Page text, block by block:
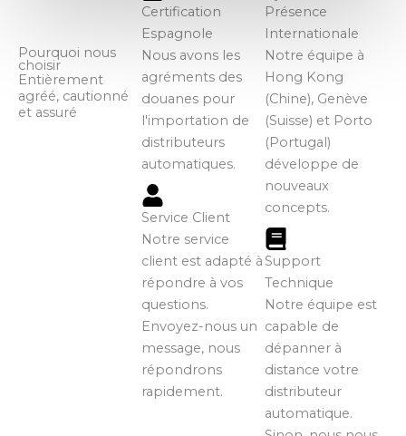
Pourquoi nous
choisir
Entièrement
agréé, cautionné
et assuré
Certification
Espagnole
Nous avons les
agréments des
douanes pour
l'importation de
distributeurs
automatiques.
Service Client
Notre service
client est adapté à
répondre à vos
questions.
Envoyez-nous un
message, nous
répondrons
rapidement.
Présence
Internationale
Notre équipe à
Hong Kong
(Chine), Genève
(Suisse) et Porto
(Portugal)
développe de
nouveaux
concepts.
Support
Technique
Notre équipe est
capable de
dépanner à
distance votre
distributeur
automatique.